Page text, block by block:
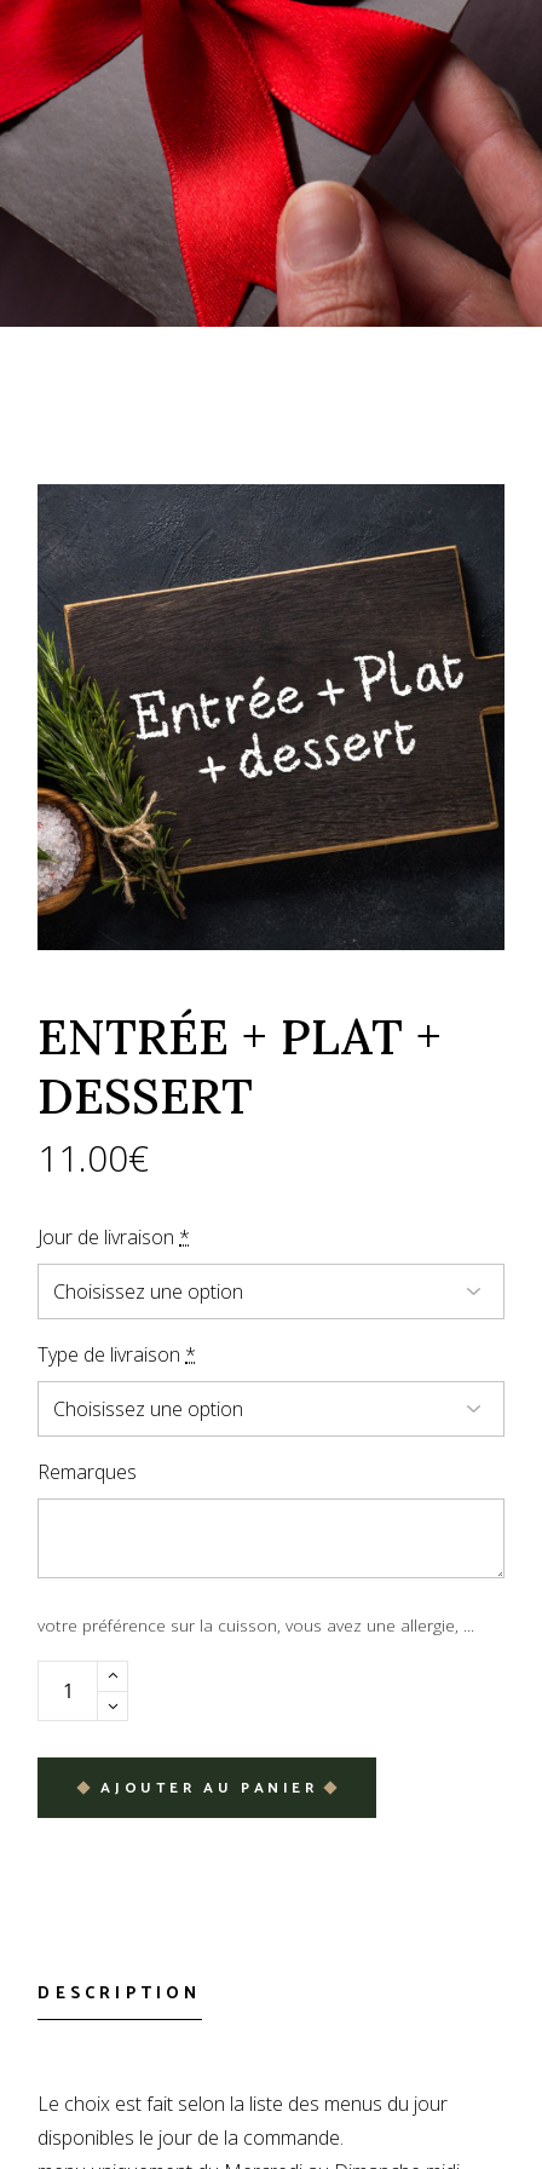
ENTRÉE + PLAT +
DESSERT
11.00€
Jour de livraison *
Type de livraison *
Remarques
votre préférence sur la cuisson, vous avez une allergie, ...
Entrée + Plat + Dessert quantity
AJOUTER AU PANIER
DESCRIPTION
Le choix est fait selon la liste des menus du jour
disponibles le jour de la commande.